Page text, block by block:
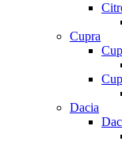
Cupra
Dacia